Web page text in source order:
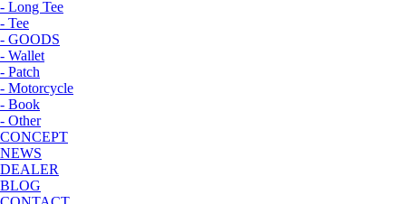
- Long Tee
- Tee
- GOODS
- Wallet
- Patch
- Motorcycle
- Book
- Other
CONCEPT
NEWS
DEALER
BLOG